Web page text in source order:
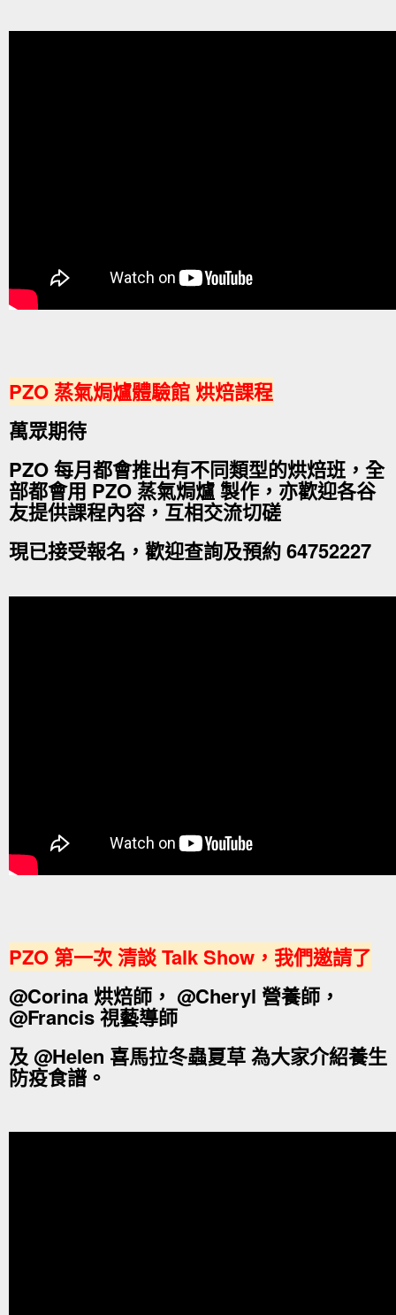
PZO 蒸氣焗爐體驗館 烘焙課程
萬眾期待
PZO 每月都會推出有不同類型的烘焙班，全
部都會用 PZO 蒸氣焗爐 製作，亦歡迎各谷
友提供課程內容，互相交流切磋
現已接受報名，歡迎查詢及預約 64752227
PZO 第一次 清談 Talk Show，我們邀請了
@Corina 烘焙師， @Cheryl 營養師，
@Francis 視藝導師
及 @Helen 喜馬拉冬蟲夏草 為大家介紹養生
防疫食譜。